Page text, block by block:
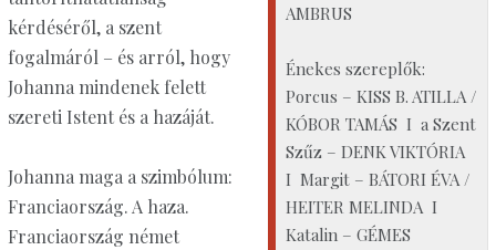
AMBRUS
Énekes szereplők:
Porcus – KISS B. ATILLA /
KÓBOR TAMÁS I a Szent
Szűz – DENK VIKTÓRIA
I Margit – BÁTORI ÉVA /
HEITER MELINDA I
Katalin – GÉMES
kérdéséről, a szent
fogalmáról – és arról, hogy
Johanna mindenek felett
szereti Istent és a hazáját.
Johanna maga a szimbólum:
Franciaország. A haza.
Franciaország német